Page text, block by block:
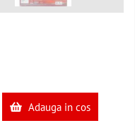
Adauga in cos